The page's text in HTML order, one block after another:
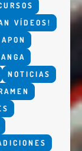
VÍDEOS!
NOTICIAS